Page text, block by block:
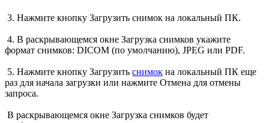
3. Нажмите кнопку Загрузить снимок на локальный ПК.
4. В раскрывающемся окне Загрузка снимков укажите
формат снимков: DICOM (по умолчанию), JPEG или PDF.
5. Нажмите кнопку Загрузить снимок на локальный ПК еще
раз для начала загрузки или нажмите Отмена для отмены
запроса.
В раскрывающемся окне Загрузка снимков будет